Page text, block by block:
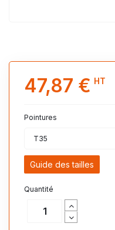
47,87 € HT
Pointures
T35
Guide des tailles
Quantité